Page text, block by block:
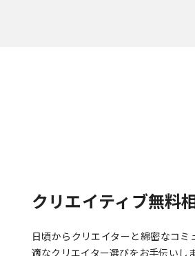
クリエイティブ無料
日頃からクリエイターと綿密なコミ
適なクリエイター選びをお手伝いし